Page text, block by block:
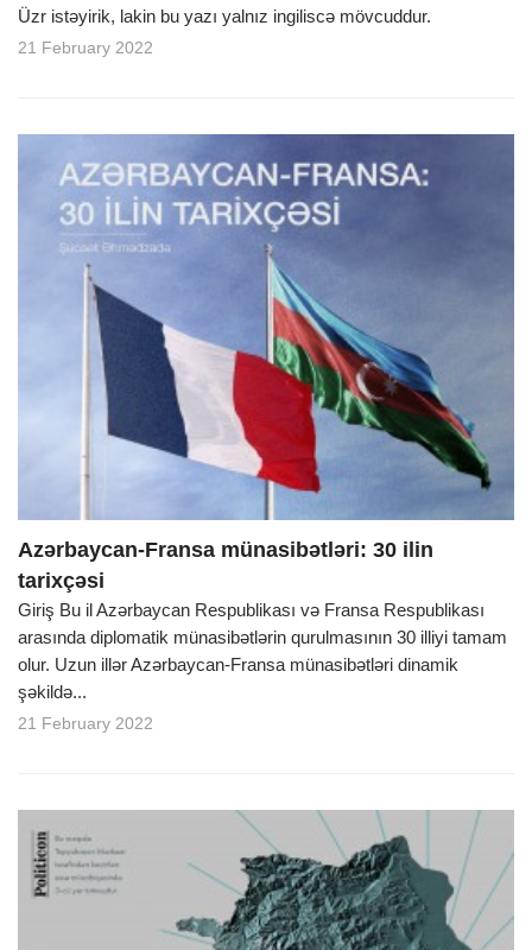
Üzr istəyirik, lakin bu yazı yalnız ingiliscə mövcuddur.
21 February 2022
Azərbaycan-Fransa münasibətləri: 30 ilin
tarixçəsi
Giriş Bu il Azərbaycan Respublikası və Fransa Respublikası
arasında diplomatik münasibətlərin qurulmasının 30 illiyi tamam
olur. Uzun illər Azərbaycan-Fransa münasibətləri dinamik
şəkildə...
21 February 2022